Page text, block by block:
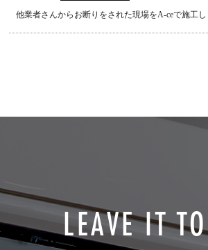
他業者さんからお断りをされた現場をA-ceで施工し
LEAVE IT